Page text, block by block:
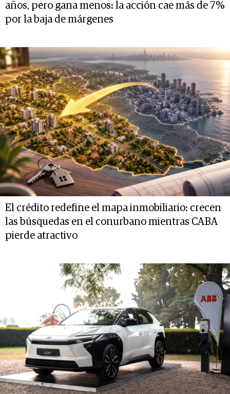
años, pero gana menos: la acción cae más de 7%
por la baja de márgenes
El crédito redefine el mapa inmobiliario: crecen
las búsquedas en el conurbano mientras CABA
pierde atractivo